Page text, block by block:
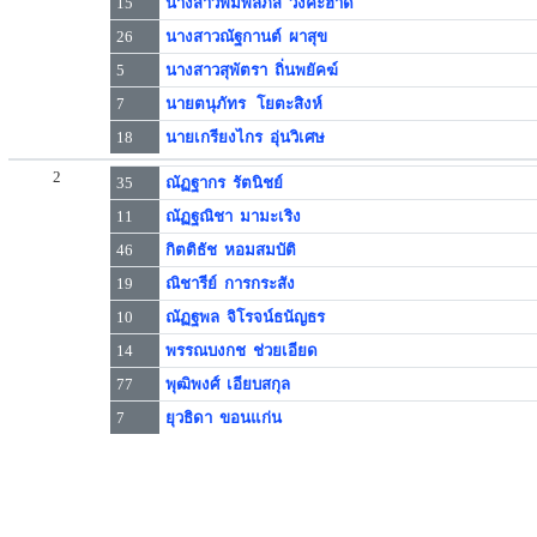
26
นางสาวณัฐกานต์ ผาสุข
5
นางสาวสุพัตรา ถิ่นพยัคฆ์
7
นายตนุภัทร โยตะสิงห์
18
นายเกรียงไกร อุ่นวิเศษ
2 35
ณัฏฐากร รัตนิชย์
11
ณัฏฐณิชา มามะเริง
46
กิตติธัช หอมสมบัติ
19
ณิชารีย์ การกระสัง
10
ณัฏฐพล จิโรจน์ธนัญธร
14
พรรณบงกช ช่วยเอียด
77
พุฒิพงศ์ เอียบสกุล
7
ยุวธิดา ขอนแก่น